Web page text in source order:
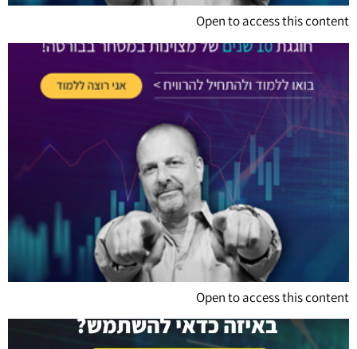
Open to access this content
Open to access this content